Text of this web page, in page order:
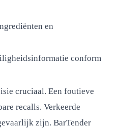
en
conform
cruciaal. Een foutieve
recalls. Verkeerde
zijn. BarTender